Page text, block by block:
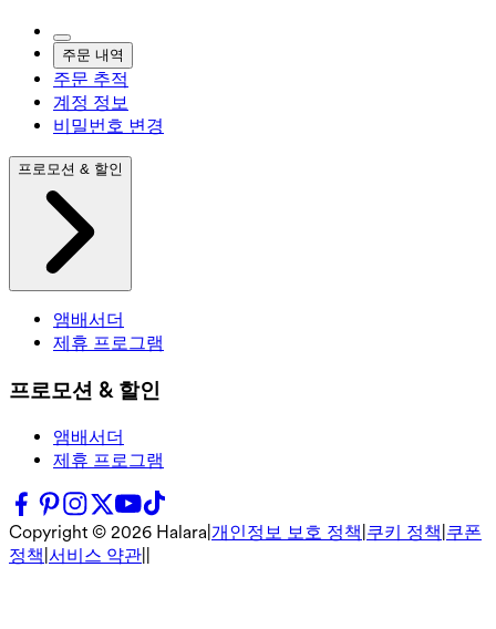
주문 내역
주문 추적
계정 정보
비밀번호 변경
프로모션 & 할인
앰배서더
제휴 프로그램
프로모션 & 할인
앰배서더
제휴 프로그램
Copyright © 2026 Halara 개인정보 보호 정책 쿠키 정책 쿠폰
정책 서비스 약관